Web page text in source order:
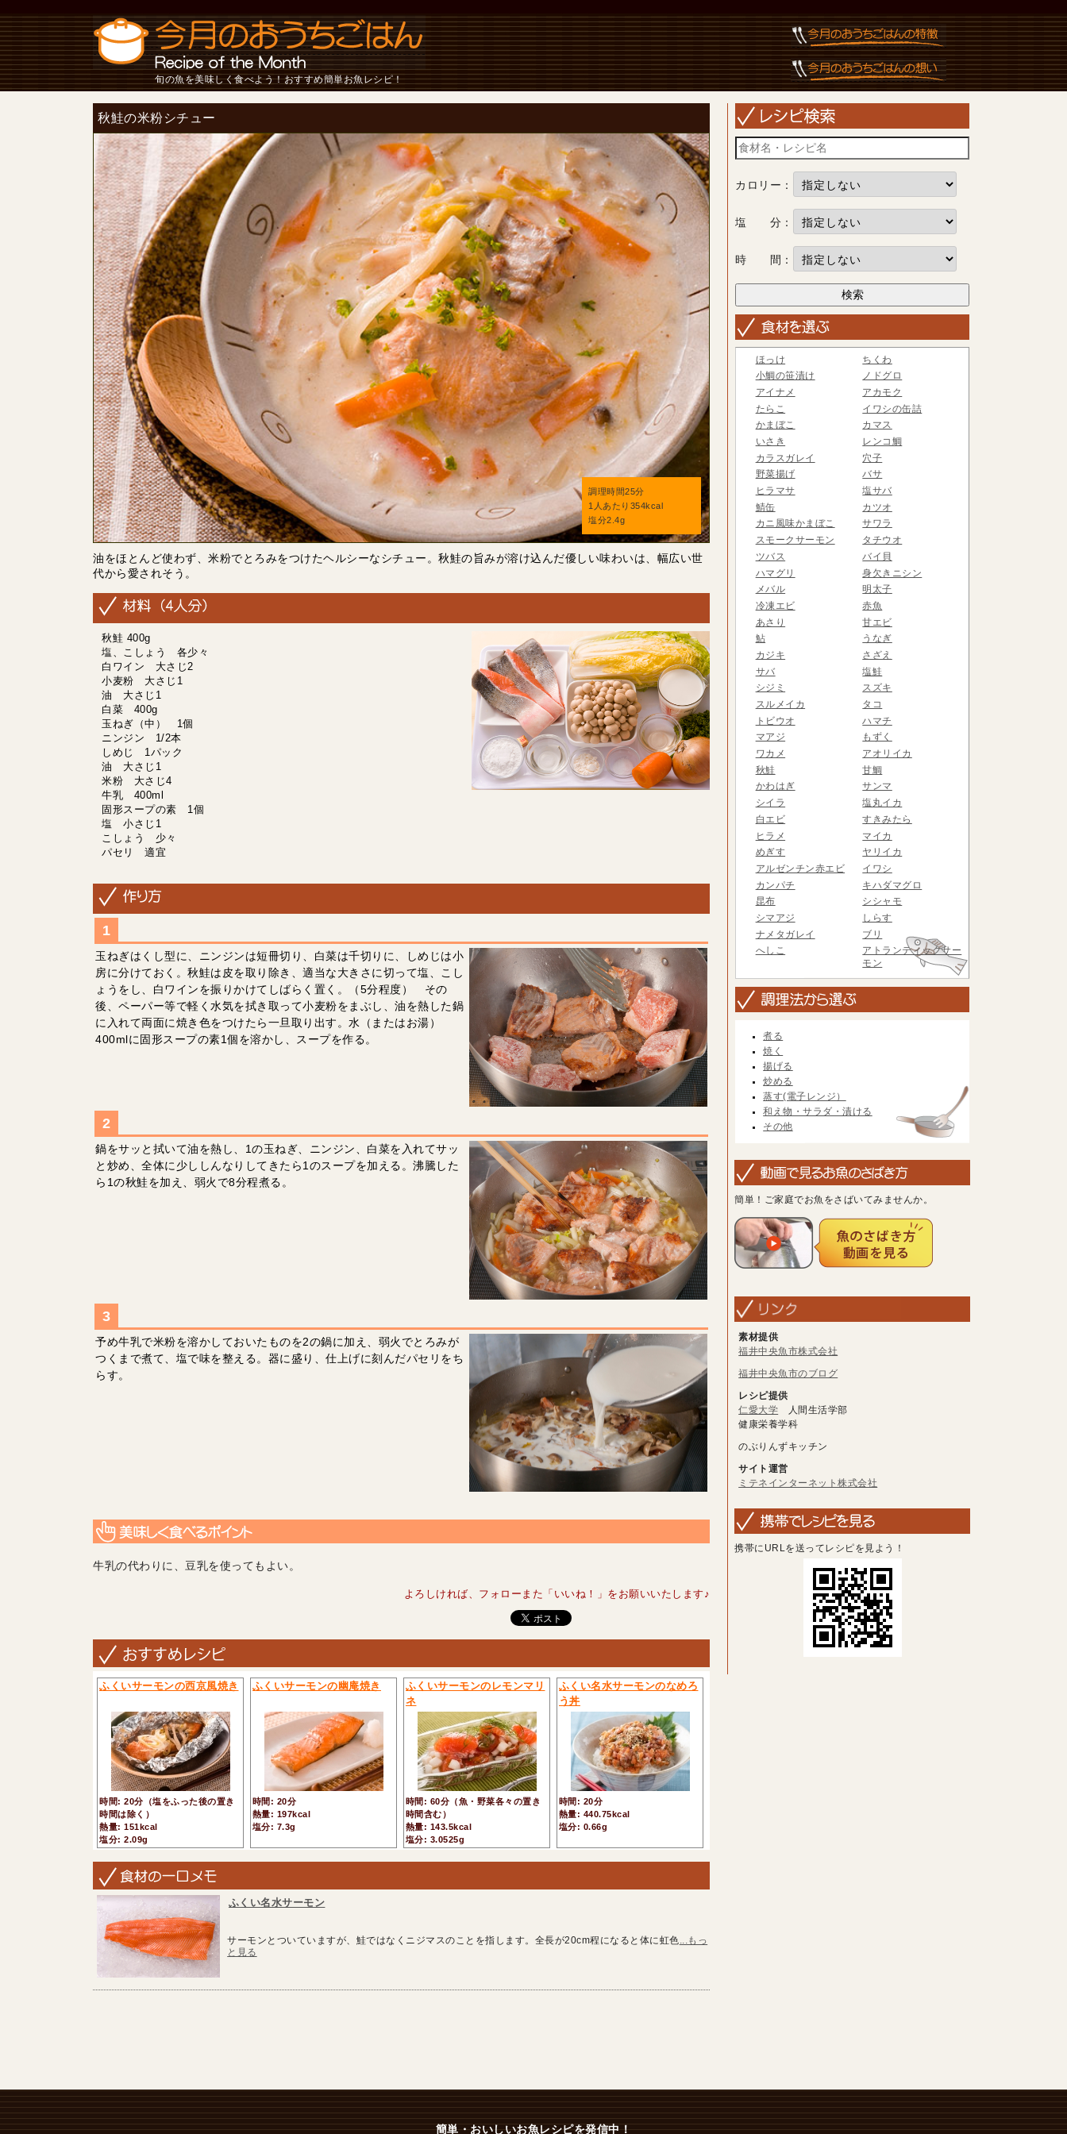
旬の魚を美味しく食べよう！おすすめ簡単お魚レシピ！
秋鮭の米粉シチュー
調理時間25分
1人あたり354kcal
塩分2.4g
油をほとんど使わず、米粉でとろみをつけたヘルシーなシチュー。秋鮭の旨みが溶け込んだ優しい味わいは、幅広い世
代から愛されそう。
秋鮭 400g
塩、こしょう 各少々
白ワイン 大さじ2
小麦粉 大さじ1
油 大さじ1
白菜 400g
玉ねぎ（中） 1個
ニンジン 1/2本
しめじ 1パック
油 大さじ1
米粉 大さじ4
牛乳 400ml
固形スープの素 1個
塩 小さじ1
こしょう 少々
パセリ 適宜
玉ねぎはくし型に、ニンジンは短冊切り、白菜は千切りに、しめじは小
房に分けておく。秋鮭は皮を取り除き、適当な大きさに切って塩、こし
ょうをし、白ワインを振りかけてしばらく置く。（5分程度） その
後、ペーパー等で軽く水気を拭き取って小麦粉をまぶし、油を熱した鍋
に入れて両面に焼き色をつけたら一旦取り出す。水（またはお湯）
400mlに固形スープの素1個を溶かし、スープを作る。
鍋をサッと拭いて油を熱し、1の玉ねぎ、ニンジン、白菜を入れてサッ
と炒め、全体に少ししんなりしてきたら1のスープを加える。沸騰した
ら1の秋鮭を加え、弱火で8分程煮る。
予め牛乳で米粉を溶かしておいたものを2の鍋に加え、弱火でとろみが
つくまで煮て、塩で味を整える。器に盛り、仕上げに刻んだパセリをち
らす。
牛乳の代わりに、豆乳を使ってもよい。
よろしければ、フォローまた「いいね！」をお願いいたします♪
ふくいサーモンの西京風焼き
時間: 20分（塩をふった後の置き
時間は除く）
熱量: 151kcal
塩分: 2.09g
ふくいサーモンの幽庵焼き
時間: 20分
熱量: 197kcal
塩分: 7.3g
ふくいサーモンのレモンマリ
ネ
時間: 60分（魚・野菜各々の置き
時間含む）
熱量: 143.5kcal
塩分: 3.0525g
ふくい名水サーモンのなめろ
う丼
時間: 20分
熱量: 440.75kcal
塩分: 0.66g
ふくい名水サーモン
サーモンとついていますが、鮭ではなくニジマスのことを指します。全長が20cm程になると体に虹色 ...もっ
と見る
カロリー：
塩 分：
時 間：
ほっけ
ちくわ
小鯛の笹漬け
ノドグロ
アイナメ
アカモク
たらこ
イワシの缶詰
かまぼこ
カマス
いさき
レンコ鯛
カラスガレイ
穴子
野菜揚げ
バサ
ヒラマサ
塩サバ
鯖缶
カツオ
カニ風味かまぼこ
サワラ
スモークサーモン
タチウオ
ツバス
バイ貝
ハマグリ
身欠きニシン
メバル
明太子
冷凍エビ
赤魚
あさり
甘エビ
鮎
うなぎ
カジキ
さざえ
サバ
塩鮭
シジミ
スズキ
スルメイカ
タコ
トビウオ
ハマチ
マアジ
もずく
ワカメ
アオリイカ
秋鮭
甘鯛
かわはぎ
サンマ
シイラ
塩丸イカ
白エビ
すきみたら
ヒラメ
マイカ
めぎす
ヤリイカ
アルゼンチン赤エビ
イワシ
カンパチ
キハダマグロ
昆布
シシャモ
シマアジ
しらす
ナメタガレイ
ブリ
へしこ
アトランティックサー
モン
煮る
焼く
揚げる
炒める
蒸す(電子レンジ）
和え物・サラダ・漬ける
その他
簡単！ご家庭でお魚をさばいてみませんか。
素材提供
福井中央魚市株式会社
福井中央魚市のブログ
レシピ提供
仁愛大学 人間生活学部
健康栄養学科
のぶりんずキッチン
サイト運営
ミテネインターネット株式会社
携帯にURLを送ってレシピを見よう！
簡単・おいしいお魚レシピを発信中！